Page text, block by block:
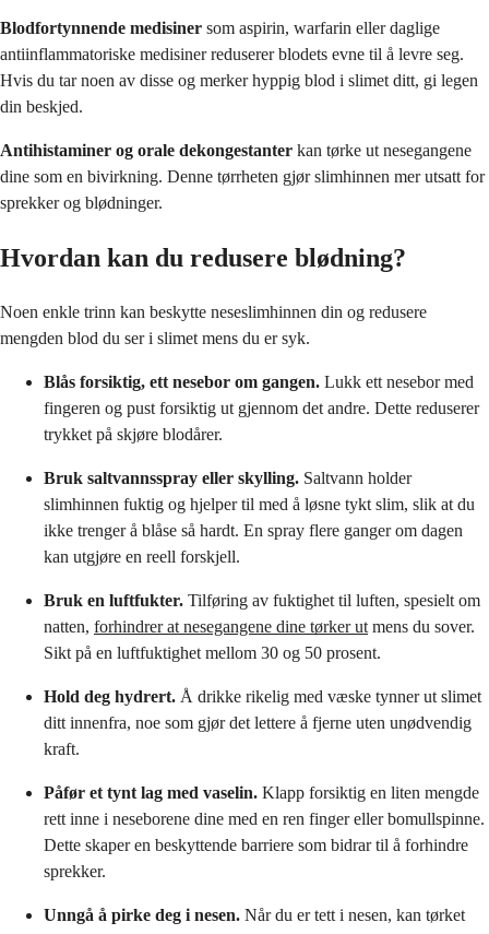
Blodfortynnende medisiner som aspirin, warfarin eller daglige
antiinflammatoriske medisiner reduserer blodets evne til å levre seg.
Hvis du tar noen av disse og merker hyppig blod i slimet ditt, gi legen
din beskjed.
Antihistaminer og orale dekongestanter kan tørke ut nesegangene
dine som en bivirkning. Denne tørrheten gjør slimhinnen mer utsatt for
sprekker og blødninger.
Hvordan kan du redusere blødning?
Noen enkle trinn kan beskytte neseslimhinnen din og redusere
mengden blod du ser i slimet mens du er syk.
Blås forsiktig, ett nesebor om gangen. Lukk ett nesebor med
fingeren og pust forsiktig ut gjennom det andre. Dette reduserer
trykket på skjøre blodårer.
Bruk saltvannsspray eller skylling. Saltvann holder
slimhinnen fuktig og hjelper til med å løsne tykt slim, slik at du
ikke trenger å blåse så hardt. En spray flere ganger om dagen
kan utgjøre en reell forskjell.
Bruk en luftfukter. Tilføring av fuktighet til luften, spesielt om
natten, forhindrer at nesegangene dine tørker ut mens du sover.
Sikt på en luftfuktighet mellom 30 og 50 prosent.
Hold deg hydrert. Å drikke rikelig med væske tynner ut slimet
ditt innenfra, noe som gjør det lettere å fjerne uten unødvendig
kraft.
Påfør et tynt lag med vaselin. Klapp forsiktig en liten mengde
rett inne i neseborene dine med en ren finger eller bomullspinne.
Dette skaper en beskyttende barriere som bidrar til å forhindre
sprekker.
Unngå å pirke deg i nesen. Når du er tett i nesen, kan tørket